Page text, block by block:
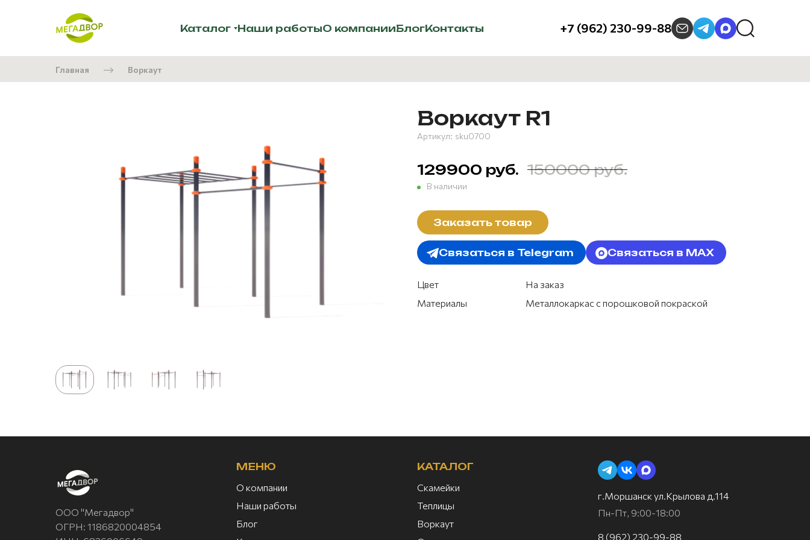
Каталог Наши работыО компанииБлогКонтакты +7 (962) 230-99-88
Главная Воркаут
Воркаут R1
Артикул: sku0700
129900 руб. 150000 руб.
В наличии
Заказать товар
Связаться в Telegram Связаться в MAX
Цвет
На заказ
Материалы
Металлокаркас с порошковой покраской
ООО "Мегадвор"
ОГРН: 1186820004854
МЕНЮ
О компании
Наши работы
Блог
КАТАЛОГ
Скамейки
Теплицы
Воркаут
г.Моршанск ул.Крылова д.114
Пн-Пт, 9:00-18:00
8 (962) 230-99-88